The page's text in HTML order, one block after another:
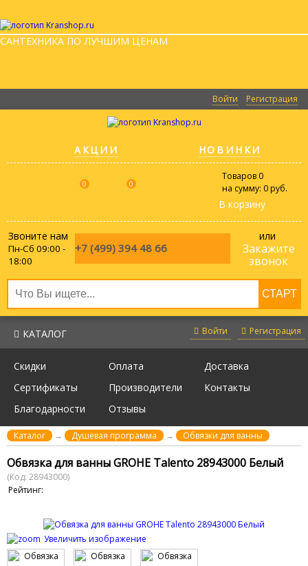
САНТЕХНИКА ПО ЛУЧШИМ ЦЕНАМ
Войти Регистрация
Войти Регистрация
КАТАЛОГ
Скидки Оплата
Доставка
Сертификаты
Производители
Контакты
Благодарности
Отзывы
АКЦИИ НОВИНКИ
Звоните нам
Пн-Сб 09:00 -
18:00
+7 (499) 394 48 66
или
Закажите
звонок
Товаров 0
на сумму: 0 руб.
В корзину
0 0
Каталог → Душевая программа → Обвязки для ванны
Обвязка для ванны GROHE Talento 28943000 Белый
(Код: 28943000)
Рейтинг:
Увеличить изображение